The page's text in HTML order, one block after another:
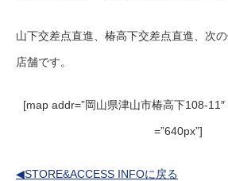
山下交差点直進、椿高下交差点直進、次
店舗です。
[map addr=”岡山県津山市椿高下108-
=”640px”]
◀STORE&ACCESS INFOに戻る